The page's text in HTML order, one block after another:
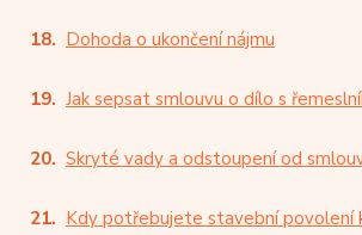
Dohoda o ukončení nájmu
Jak sepsat smlouvu o dílo s
Skryté vady a odstoupení od
Kdy potřebujete stavební povolení